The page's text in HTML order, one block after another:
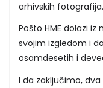
arhivskih fotografija.
Pošto HME dolazi
svojim izgledom i
osamdesetih i
I da zaključimo,